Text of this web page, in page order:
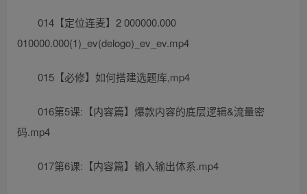
014【定位连麦】2 000000.000
010000.000(1)_ev(delogo)_ev_ev.mp4
015【必修】如何搭建选题库,mp4
016第5课:【内容篇】爆款内容的底层逻辑&流量密
码.mp4
017第6课:【内容篇】输入输出体系.mp4